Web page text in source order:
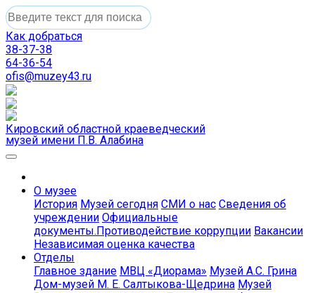
Как добраться
38-37-38
64-36-54
ofis@muzey43.ru
Кировский областной краеведческий
музей имени П.В. Алабина
О музее
История Музей сегодня СМИ о нас Сведения об
учреждении Официальные
документы.Противодействие коррупции Вакансии
Независимая оценка качества
Отделы
Главное здание МВЦ «Диорама» Музей А.С. Грина
Дом-музей М. Е. Салтыкова-Щедрина Музей